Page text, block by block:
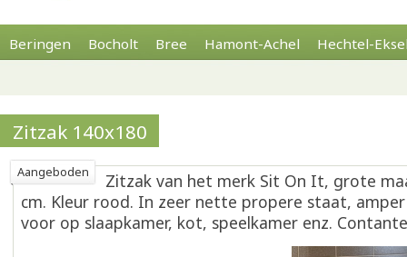
Beringen Bocholt Bree Hamont-Achel Hechtel-
Zitzak 140x180
Aangeboden
Zitzak van het merk Sit On It, grote
cm. Kleur rood. In zeer nette propere staat,
voor op slaapkamer, kot, speelkamer enz.